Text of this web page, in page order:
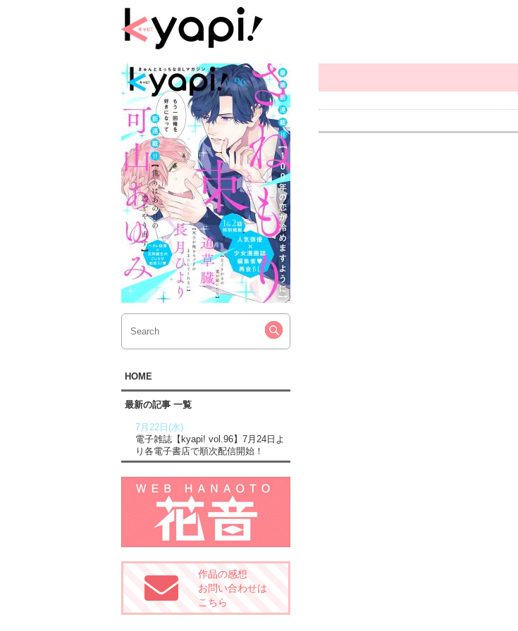
HOME
最新の記事 一覧
7月22日(水)
電子雑誌【kyapi! vol.96】7月24日よ
り各電子書店で順次配信開始！
作品の感想
お問い合わせは
こちら